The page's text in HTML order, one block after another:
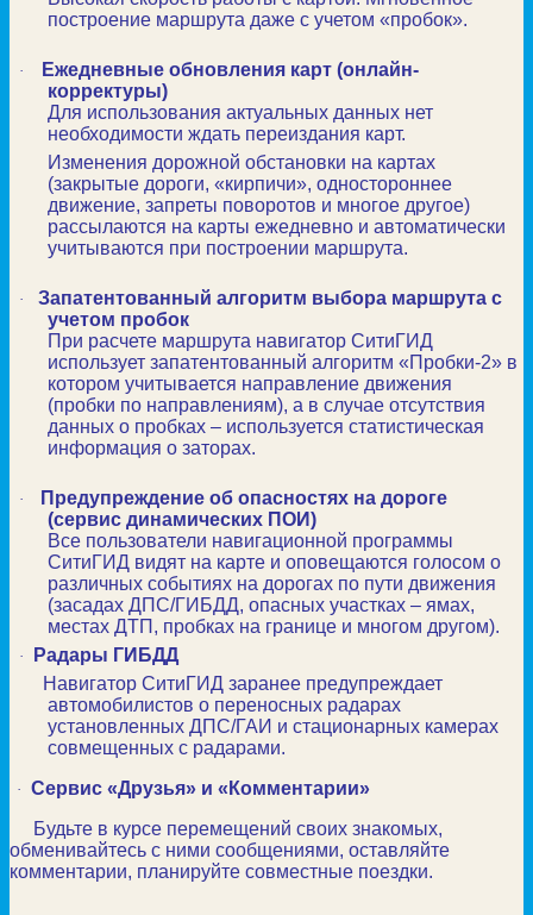
построение маршрута даже с учетом «пробок».
·
Ежедневные обновления карт (онлайн-
корректуры)
Для использования актуальных данных нет
необходимости ждать переиздания карт.
Изменения дорожной обстановки на картах
(закрытые дороги, «кирпичи», одностороннее
движение, запреты поворотов и многое другое)
рассылаются на карты ежедневно и автоматически
учитываются при построении маршрута.
·
Запатентованный алгоритм выбора маршрута с
учетом пробок
При расчете маршрута навигатор СитиГИД
использует запатентованный алгоритм «Пробки-2» в
котором учитывается направление движения
(пробки по направлениям), а в случае отсутствия
данных о пробках – используется статистическая
информация о заторах.
·
Предупреждение об опасностях на дороге
(сервис динамических ПОИ)
Все пользователи навигационной программы
СитиГИД видят на карте и оповещаются голосом о
различных событиях на дорогах по пути движения
(засадах ДПС/ГИБДД, опасных участках – ямах,
местах ДТП, пробках на границе и многом другом).
·
Радары ГИБДД
Навигатор СитиГИД заранее предупреждает
автомобилистов о переносных радарах
установленных ДПС/ГАИ и стационарных камерах
совмещенных с радарами.
· Сервис «Друзья» и «Комментарии»
Будьте в курсе перемещений своих знакомых,
обменивайтесь с ними сообщениями, оставляйте
комментарии, планируйте совместные поездки.